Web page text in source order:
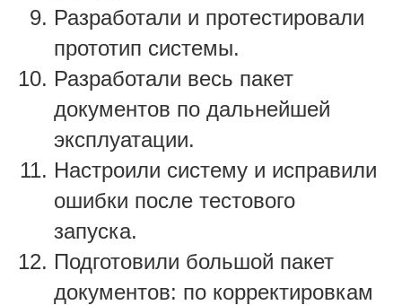
Разработали и протестировали
прототип системы.
Разработали весь пакет
документов по дальнейшей
эксплуатации.
Настроили систему и исправили
ошибки после тестового
запуска.
Подготовили большой пакет
документов: по корректировкам